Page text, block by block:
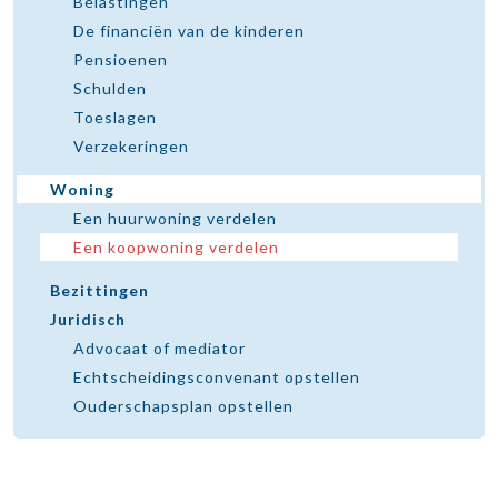
De financiën van de kinderen
Pensioenen
Schulden
Toeslagen
Verzekeringen
Woning
Een huurwoning verdelen
Een koopwoning verdelen
Bezittingen
Juridisch
Advocaat of mediator
Echtscheidingsconvenant opstellen
Ouderschapsplan opstellen